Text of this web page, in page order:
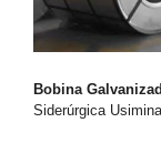
Bobina
Siderúrgica